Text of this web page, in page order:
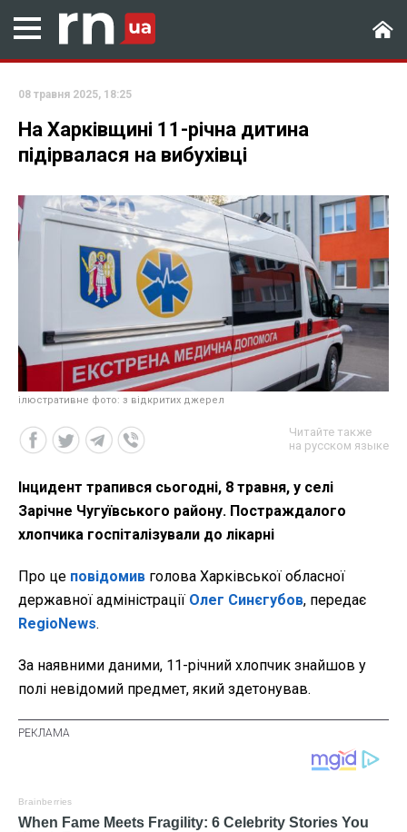
08 травня 2025, 18:25
На Харківщині 11-річна дитина
підірвалася на вибухівці
ілюстративне фото: з відкритих джерел
Читайте также
на русском языке
Інцидент трапився сьогодні, 8 травня, у селі
Зарічне Чугуївського району. Постраждалого
хлопчика госпіталізували до лікарні
Про це повідомив голова Харківської обласної
державної адміністрації Олег Синєгубов, передає
RegioNews.
За наявними даними, 11-річний хлопчик знайшов у
полі невідомий предмет, який здетонував.